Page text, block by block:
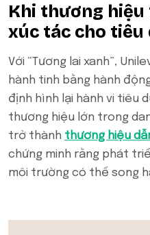
Khi thương
xúc tác cho tiêu
Với “Tương lai xanh”,
hành tinh bằng hành
định hình lại hành vi tiêu
thương hiệu lớn trong
trở thành thương hiệu
chứng minh rằng phát
môi trường có thể song